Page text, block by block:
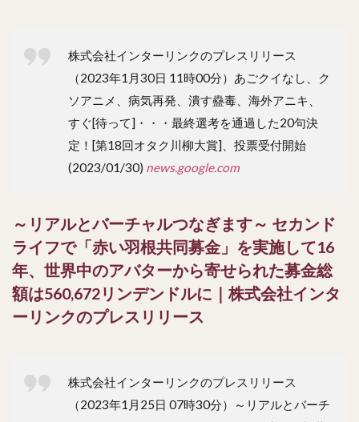
株式会社インターリンクのプレスリリース
（2023年1月30日 11時00分）あごクイなし、ク
ソアニメ、病気再発、潰す蠱毒、海外アニキ、
すぐ[待って]・・・最終選考を通過した20句決
定！[第18回オタク川柳大賞]、投票受付開始
(2023/01/30) news.google.com
～リアルとバーチャルつなぎます～ セカンド
ライフで「赤い羽根共同募金」を実施して16
年、世界中のアバターから寄せられた募金総
額は560,672リンデンドルに｜株式会社インタ
ーリンクのプレスリリース
株式会社インターリンクのプレスリリース
（2023年1月25日 07時30分）～リアルとバーチ